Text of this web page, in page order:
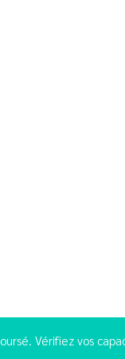
Vérifiez vos